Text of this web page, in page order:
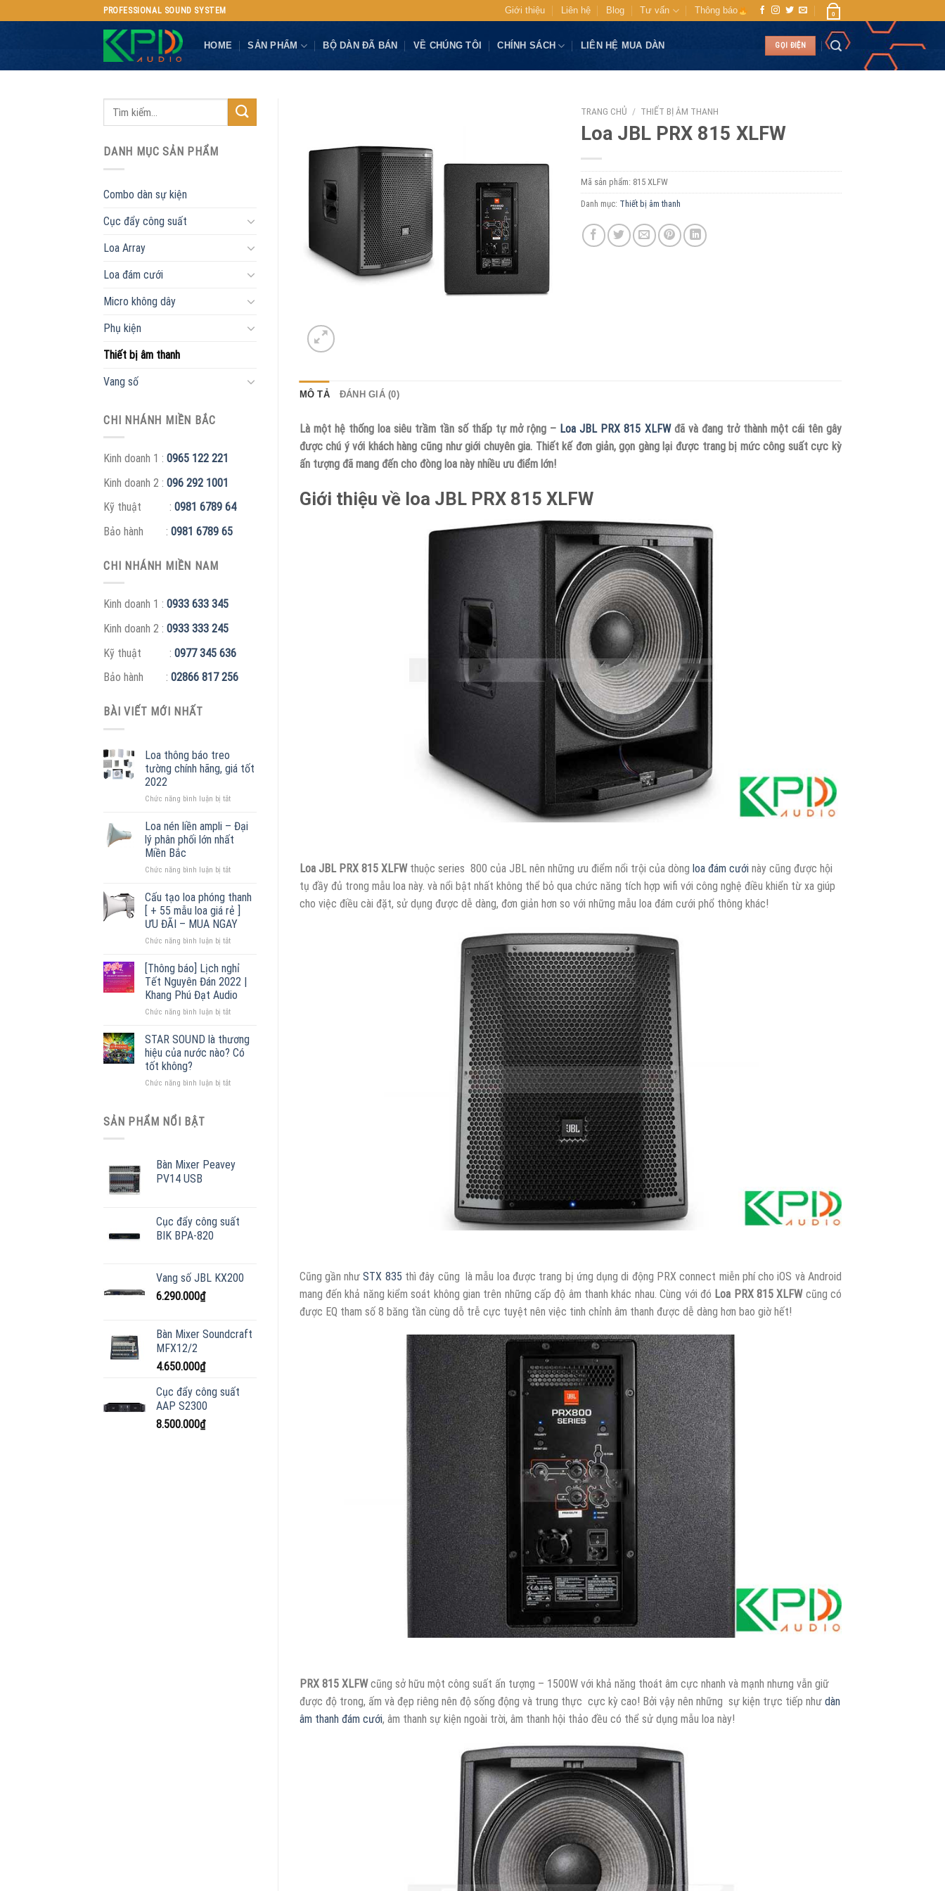
to
PROFESSIONAL SOUND SYSTEM Giới thiệu Liên hệ Blog Tư vấn Thông báo 0
HOME SẢN PHẨM BỘ DÀN ĐÃ BÁN VỀ CHÚNG TÔI CHÍNH SÁCH LIÊN HỆ MUA DÀN GỌI ĐIỆN
DANH MỤC SẢN PHẨM
Combo dàn sự kiện
Cục đẩy công suất
Loa Array
Loa đám cưới
Micro không dây
Phụ kiện
Thiết bị âm thanh
Vang số
CHI NHÁNH MIỀN BẮC
Kinh doanh 1 : 0965 122 221
Kinh doanh 2 : 096 292 1001
Kỹ thuật : 0981 6789 64
Bảo hành : 0981 6789 65
CHI NHÁNH MIỀN NAM
Kinh doanh 1 : 0933 633 345
Kinh doanh 2 : 0933 333 245
Kỹ thuật : 0977 345 636
Bảo hành : 02866 817 256
BÀI VIẾT MỚI NHẤT
Loa thông báo treo
tường chính hãng, giá tốt
2022
Chức năng bình luận bị tắtở
thông
báo
treo
chính
giá
tốt
2022
Loa nén liền ampli – Đại
lý phân phối lớn nhất
Miền Bắc
Chức năng bình luận bị tắtở
nén
liền
ampli
–
Đại
phân
phối
lớn
nhất
Miền
Cấu tạo loa phóng thanh
[ + 55 mẫu loa giá rẻ ]
ƯU ĐÃI – MUA NGAY
Chức năng bình luận bị tắtở
tạo
loa
phóng
thanh
[
55
mẫu
loa
rẻ
[Thông báo] Lịch nghỉ
Tết Nguyên Đán 2022 |
Khang Phú Đạt Audio
Chức năng bình luận bị tắtở
báo]
Lịch
nghỉ
Nguyên
Audio
STAR SOUND là thương
hiệu của nước nào? Có
tốt không?
Chức năng bình luận bị tắtở
nước
SẢN PHẨM NỔI BẬT
Bàn Mixer Peavey
PV14 USB
Cục đẩy công suất
BIK BPA-820
Vang số JBL KX200
6.290.000₫
Bàn Mixer Soundcraft
MFX12/2
4.650.000₫
Cục đẩy công suất
AAP S2300
8.500.000₫
TRANG CHỦ / THIẾT BỊ ÂM THANH
Loa JBL PRX 815 XLFW
Mã sản phẩm: 815 XLFW
Danh mục: Thiết bị âm thanh
MÔ TẢ ĐÁNH GIÁ (0)
Là một hệ thống loa siêu trầm tần số thấp tự mở rộng – Loa JBL PRX 815 XLFWđã và đang trở thành một cái tên gây
được chú ý với khách hàng cũng như giới chuyên gia. Thiết kế đơn giản, gọn gàng lại được trang bị mức công suất cực kỳ
ấn tượng đã mang đến cho đòng loa này nhiều ưu điểm lớn!
Giới thiệu về loa JBL PRX 815 XLFW
Loa JBL PRX 815 XLFWthuộc series 800 của JBL nên những ưu điểm nổi trội của dòng loa đám cưới này cũng được hội
tụ đầy đủ trong mẫu loa này. và nổi bật nhất không thể bỏ qua chức năng tích hợp wifi với công nghệ điều khiển từ xa giúp
cho việc điều cài đặt, sử dụng được dễ dàng, đơn giản hơn so với những mẫu loa đám cưới phổ thông khác!
Cũng gần nhưSTX 835 thì đây cũng là mẫu loa được trang bị ứng dụng di động PRX connect miễn phí cho iOS và Android
mang đến khả năng kiểm soát không gian trên những cấp độ âm thanh khác nhau. Cùng với đó Loa PRX 815 XLFW cũng có
được EQ tham số 8 băng tần cùng dỗ trễ cực tuyệt nên việc tinh chỉnh âm thanh được dễ dàng hơn bao giờ hết!
PRX 815 XLFWcũng sở hữu một công suất ấn tượng – 1500W với khả năng thoát âm cực nhanh và mạnh nhưng vẫn giữ
được độ trong, ấm và đẹp riêng nên độ sống động và trung thực cực kỳ cao! Bởi vậy nên những sự kiện trực tiếp như dàn
âm thanh đám cưới, âm thanh sự kiện ngoài trời, âm thanh hội thảo đều có thể sử dụng mẫu loa này!